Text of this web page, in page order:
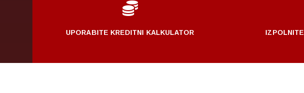

UPORABITE KREDITNI KALKULATOR